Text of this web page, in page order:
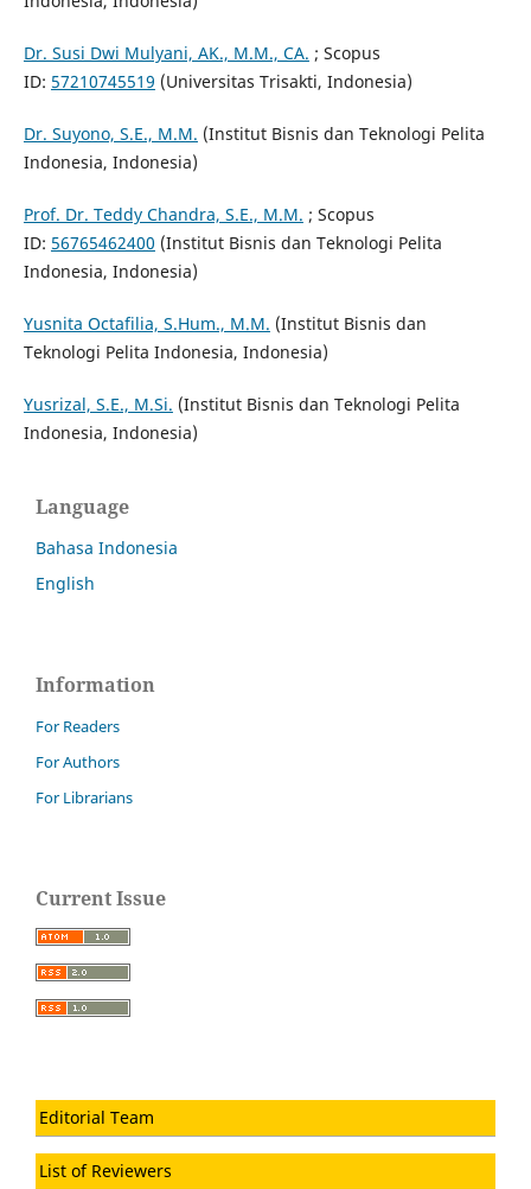
Dr. Susi Dwi Mulyani, AK., M.M., CA. ; Scopus
ID: 57210745519 (Universitas Trisakti, Indonesia)
Dr. Suyono, S.E., M.M. (Institut Bisnis dan Teknologi Pelita
Indonesia, Indonesia)
Prof. Dr. Teddy Chandra, S.E., M.M. ; Scopus
ID: 56765462400 (Institut Bisnis dan Teknologi Pelita
Indonesia, Indonesia)
Yusnita Octafilia, S.Hum., M.M. (Institut Bisnis dan
Teknologi Pelita Indonesia, Indonesia)
Yusrizal, S.E., M.Si. (Institut Bisnis dan Teknologi Pelita
Indonesia, Indonesia)
Language
Bahasa Indonesia
English
Information
For Readers
For Authors
For Librarians
Current Issue
Editorial Team
List of Reviewers